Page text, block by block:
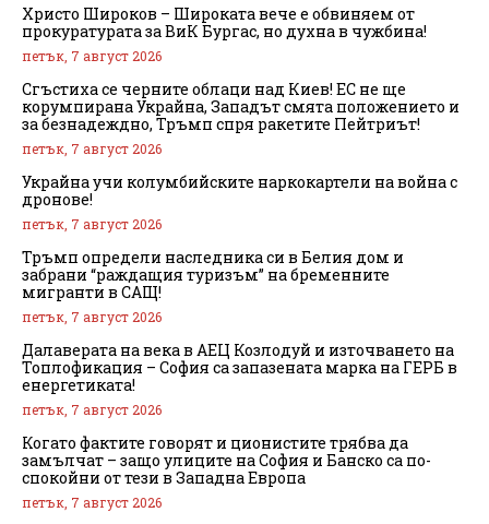
Христо Широков – Широката вече е обвиняем от
прокуратурата за ВиК Бургас, но духна в чужбина!
петък, 7 август 2026
Сгъстиха се черните облаци над Киев! ЕС не ще
корумпирана Украйна, Западът смята положението и
за безнадеждно, Тръмп спря ракетите Пейтриът!
петък, 7 август 2026
Украйна учи колумбийските наркокартели на война с
дронове!
петък, 7 август 2026
Тръмп определи наследника си в Белия дом и
забрани “раждащия туризъм” на бременните
мигранти в САЩ!
петък, 7 август 2026
Далаверата на века в АЕЦ Козлодуй и източването на
Топлофикация – София са запазената марка на ГЕРБ в
енергетиката!
петък, 7 август 2026
Когато фактите говорят и ционистите трябва да
замълчат – защо улиците на София и Банско са по-
спокойни от тези в Западна Европа
петък, 7 август 2026